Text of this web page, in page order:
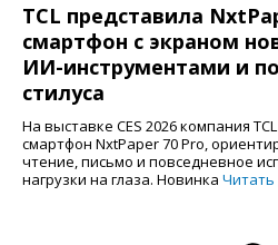
TCL представила
смартфон с экраном
ИИ-инструментами и
стилуса
На выставке CES 2026 компания
смартфон NxtPaper 70 Pro,
чтение, письмо и повседневное
нагрузки на глаза. Новинка Читать